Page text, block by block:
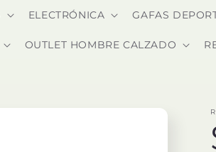
ELECTRÓNICA GAFAS
OUTLET HOMBRE CALZADO